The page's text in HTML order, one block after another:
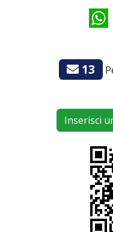
13
Inserisci